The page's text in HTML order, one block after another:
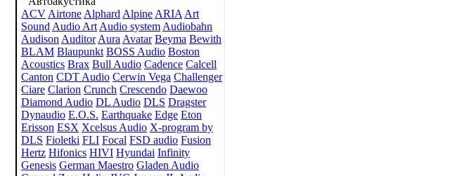
ACV Airtone Alphard Alpine ARIA Art
Sound Audio Art Audio system Audiobahn
Audison Auditor Aura Avatar Beyma Bewith
BLAM Blaupunkt BOSS Audio Boston
Acoustics Brax Bull Audio Cadence Calcell
Canton CDT Audio Cerwin Vega Challenger
Ciare Clarion Crunch Crescendo Daewoo
Diamond Audio DL Audio DLS Dragster
Dynaudio E.O.S. Earthquake Edge Eton
Erisson ESX Xcelsus Audio X-program by
DLS Fioletki FLI Focal FSD audio Fusion
Hertz Hifonics HIVI Hyundai Infinity
Genesis German Maestro Gladen Audio